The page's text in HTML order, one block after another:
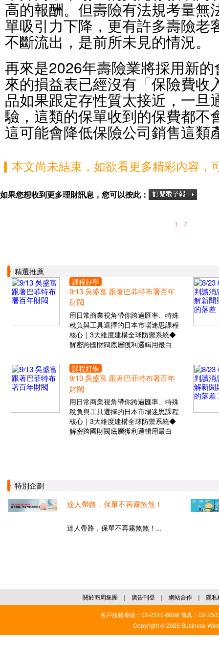
高的報酬。但壽險有法規考量無
單吸引力下降，更有許多壽險老
不斷流出，是前所未見的情況。
再來是2026年壽險業將採用新
來的損益表已經沒有「保險費收
品如果跟定存性質太接近，一旦
驗，這類的保單收到的保費都不
這可能會降低保險公司銷售這類
▎本文尚未結束，如欲看更多精彩內容，
如果您想收到更多理財訊息，您可以按此：
1 2
精選推薦
課程好學
9/13 吳盛富 跟著巴菲特布署百年
財閥
用日常商業視角帶你跨過匯率、特殊
稅負與工具選擇的日本市場迷思課程
核心｜3大維度建構全球防禦系統◆
解密跨國財閥底層獲利邏輯用最白
課程好學
9/13 吳盛富 跟著巴菲特布署百年
財閥
用日常商業視角帶你跨過匯率、特殊
稅負與工具選擇的日本市場迷思課程
核心｜3大維度建構全球防禦系統◆
解密跨國財閥底層獲利邏輯用最白
特別企劃
達人帶路，保單不再霧煞煞！
達人帶路，保單不再霧煞煞！...
關於商周集團 ｜ 廣告刊登 ｜ 網站合作 ｜ 隱私
客戶服務專線：02-2510-8888 傳真：02-
Copyright © 2026 Business